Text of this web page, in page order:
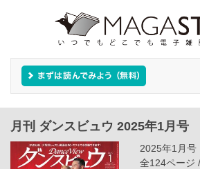
月刊 ダンスビュウ 2025年1月号
2025年1月号
全124ページ